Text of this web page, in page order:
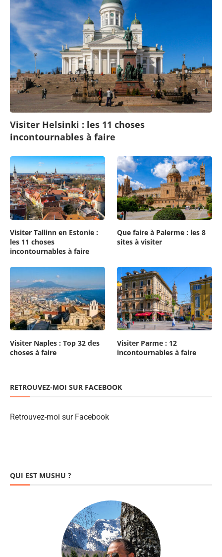
Visiter Helsinki : les 11 choses
incontournables à faire
Visiter Tallinn en Estonie :
les 11 choses
incontournables à faire
Que faire à Palerme : les 8
sites à visiter
Visiter Naples : Top 32 des
choses à faire
Visiter Parme : 12
incontournables à faire
RETROUVEZ-MOI SUR FACEBOOK
Retrouvez-moi sur Facebook
QUI EST MUSHU ?